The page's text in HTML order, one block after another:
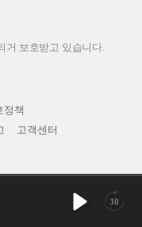
거 보호받고 있습니다.
정책
고객센터
30